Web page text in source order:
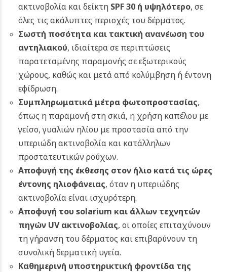
ακτινοβολία και δείκτη SPF 30 ή υψηλότερο, σε
όλες τις ακάλυπτες περιοχές του δέρματος.
Σωστή ποσότητα και τακτική ανανέωση του
αντηλιακού, ιδιαίτερα σε περιπτώσεις
παρατεταμένης παραμονής σε εξωτερικούς
χώρους, καθώς και μετά από κολύμβηση ή έντονη
εφίδρωση.
Συμπληρωματικά μέτρα φωτοπροστασίας,
όπως η παραμονή στη σκιά, η χρήση καπέλου με
γείσο, γυαλιών ηλίου με προστασία από την
υπεριώδη ακτινοβολία και κατάλληλων
προστατευτικών ρούχων.
Αποφυγή της έκθεσης στον ήλιο κατά τις ώρες
έντονης ηλιοφάνειας, όταν η υπεριώδης
ακτινοβολία είναι ισχυρότερη.
Αποφυγή του solarium και άλλων τεχνητών
πηγών UV ακτινοβολίας, οι οποίες επιταχύνουν
τη γήρανση του δέρματος και επιβαρύνουν τη
συνολική δερματική υγεία.
Καθημερινή υποστηρικτική φροντίδα της